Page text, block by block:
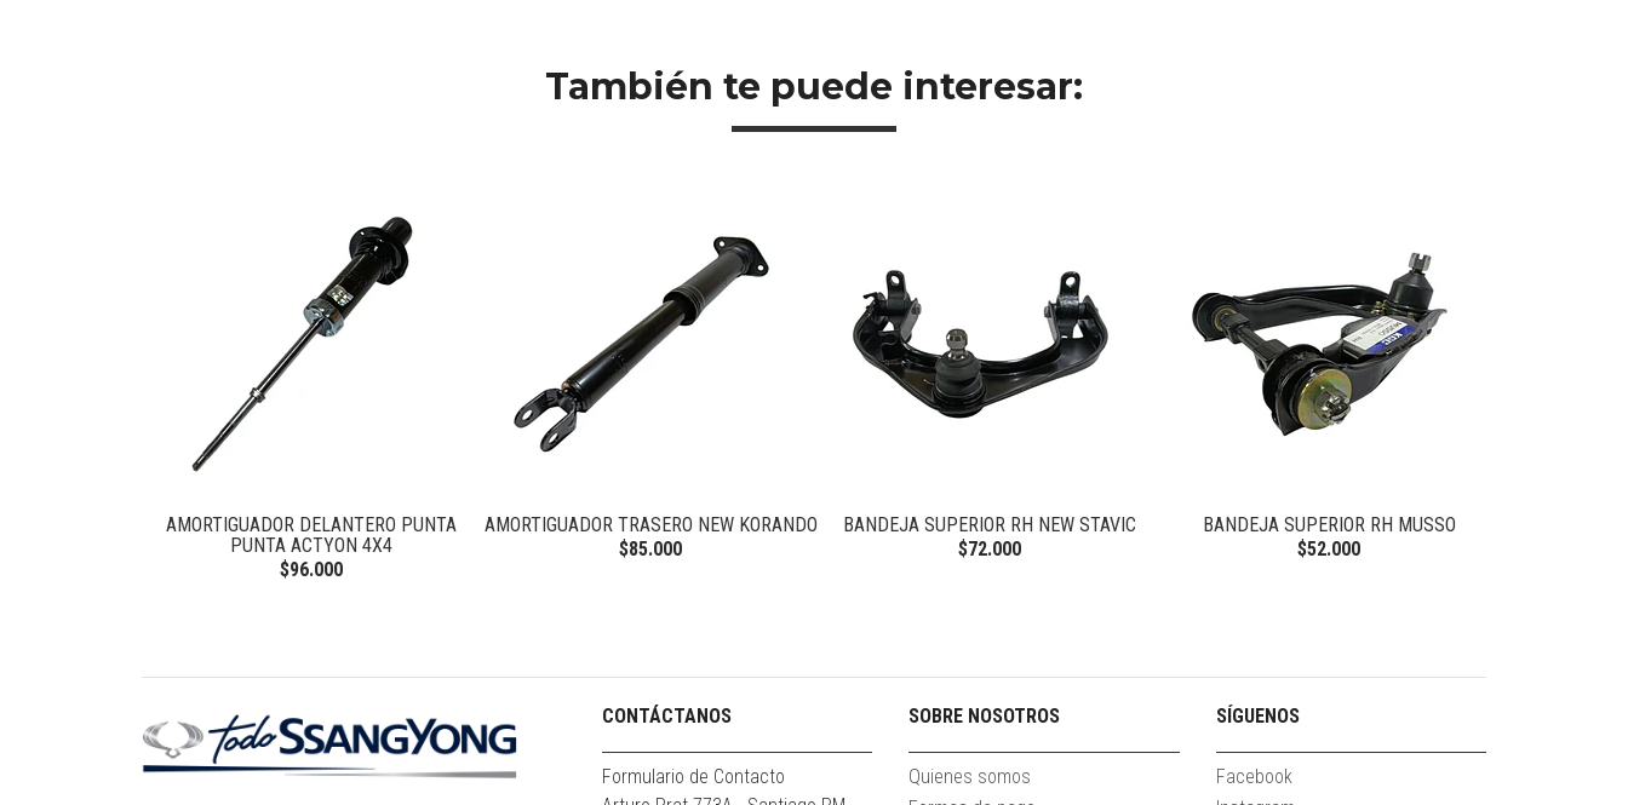
También te puede interesar:
AMORTIGUADOR DELANTERO PUNTA
PUNTA ACTYON 4X4
$96.000
AMORTIGUADOR TRASERO NEW KORANDO
$85.000
BANDEJA SUPERIOR RH NEW STAVIC
$72.000
BANDEJA SUPERIOR RH MUSSO
$52.000
CONTÁCTANOS
Formulario de Contacto
SOBRE NOSOTROS
Quienes somos
SÍGUENOS
Facebook